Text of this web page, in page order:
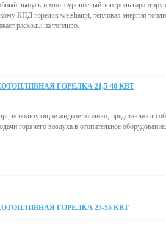
выпуск и многоуровневый контроль
КПД горелок weishaupt, тепловая энергия
расходы на топливо.
ГОРЕЛКА 21,5-40 КВТ
использующие жидкое топливо, представляют
горячего воздуха в отопительное оборудование.
ГОРЕЛКА 25-55 КВТ